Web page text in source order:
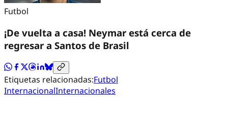
Futbol
¡De vuelta a casa! Neymar está cerca de
regresar a Santos de Brasil
Etiquetas relacionadas:Futbol
InternacionalInternacionales